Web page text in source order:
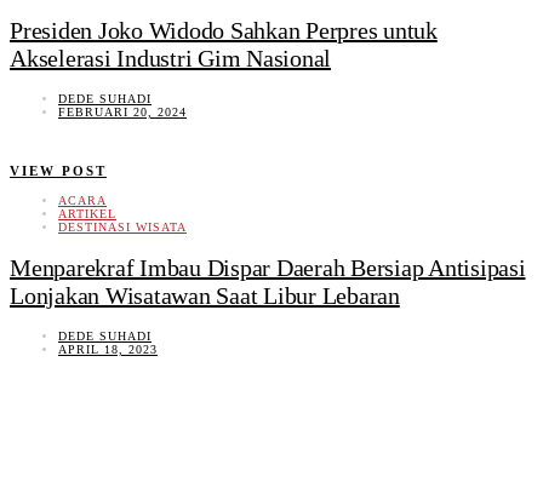
Presiden Joko Widodo Sahkan Perpres untuk
Akselerasi Industri Gim Nasional
DEDE SUHADI
FEBRUARI 20, 2024
VIEW POST
ACARA
ARTIKEL
DESTINASI WISATA
Menparekraf Imbau Dispar Daerah Bersiap Antisipasi
Lonjakan Wisatawan Saat Libur Lebaran
DEDE SUHADI
APRIL 18, 2023